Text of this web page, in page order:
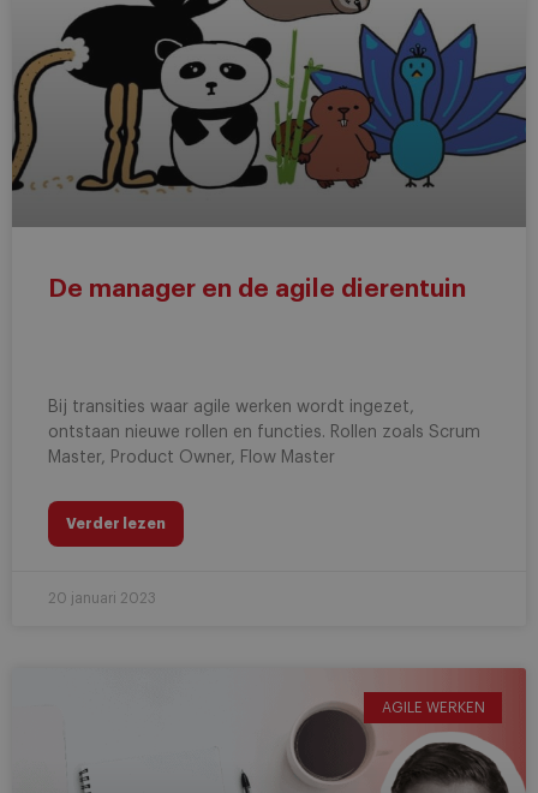
De manager en de agile dierentuin
Bij transities waar agile werken wordt ingezet,
ontstaan nieuwe rollen en functies. Rollen zoals Scrum
Master, Product Owner, Flow Master
Verder lezen
20 januari 2023
AGILE WERKEN